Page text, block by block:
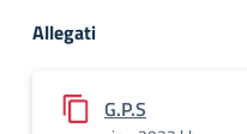
Allegati
G.P.S